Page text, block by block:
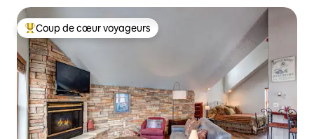
Coups de cœur voyageurs les plus appréciés
Coup de cœur voyageurs